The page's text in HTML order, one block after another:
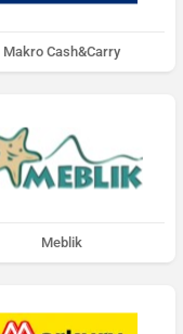
Makro Cash&Carry
Meblik